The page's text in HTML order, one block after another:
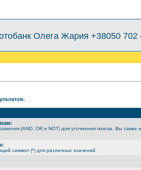
Олега Жария +38050
(AND, OR и NOT) для уточнения поиска. Вы
символ (*) для различных значений.